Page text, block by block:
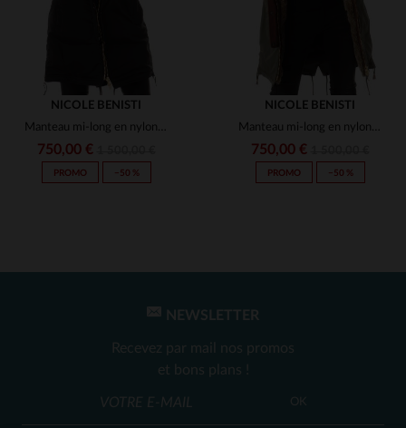
(1)
TAILLES DISPONIBLES
NICOLE BENISTI
Manteau mi-long en nylon et cuir d'agneau, chaud et élégant.
750,00 €
PROMO −50 %
TAILLES DISPONIBLES
NICOLE BENISTI
Manteau mi-long en nylon et cuir d'agneau, signé Nicole Benisti.
750,00 €
PROMO −50 %
NEWSLETTER
Recevez par mail nos promos
et bons plans !
OK